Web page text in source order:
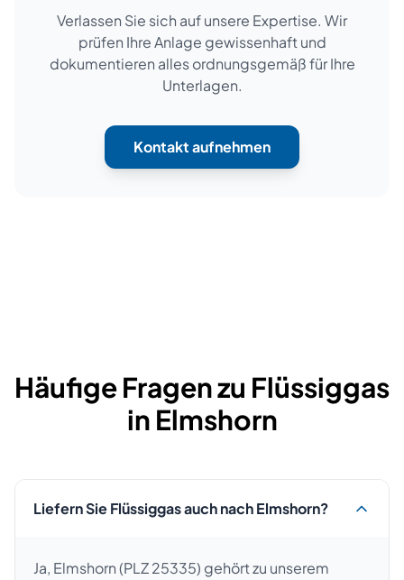
Verlassen Sie sich auf unsere Expertise. Wir
prüfen Ihre Anlage gewissenhaft und
dokumentieren alles ordnungsgemäß für Ihre
Unterlagen.
Kontakt aufnehmen
Häufige Fragen zu Flüssiggas
in Elmshorn
Liefern Sie Flüssiggas auch nach Elmshorn?
Ja, Elmshorn (PLZ 25335) gehört zu unserem